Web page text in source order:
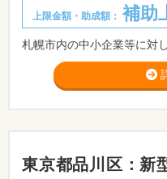
上限金額・助成額： 補助
東京都品川区：新